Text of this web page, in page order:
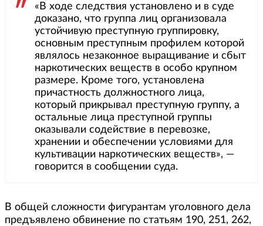
«В ходе следствия установлено и в суде
доказано, что группа лиц организовала
устойчивую преступную группировку,
основным преступным профилем которой
являлось незаконное выращивание и сбыт
наркотических веществ в особо крупном
размере. Кроме того, установлена
причастность должностного лица,
который прикрывал преступную группу, а
остальные лица преступной группы
оказывали содействие в перевозке,
хранении и обеспечении условиями для
культивации наркотических веществ», —
говорится в сообщении суда.
В общей сложности фигурантам уголовного дела
предъявлено обвинение по статьям 190, 251, 262,